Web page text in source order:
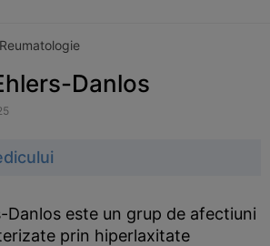
Reumatologie
Danlos
Danlos este un grup de afectiuni
prin hiperlaxitate